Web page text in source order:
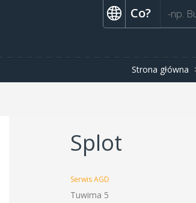
Co?
Strona główna
Splot
Serwis AGD
Tuwima 5